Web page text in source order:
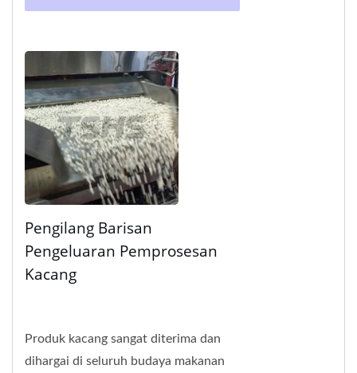
Pengilang Barisan
Pengeluaran Pemprosesan
Kacang
Produk kacang sangat diterima dan
dihargai di seluruh budaya makanan